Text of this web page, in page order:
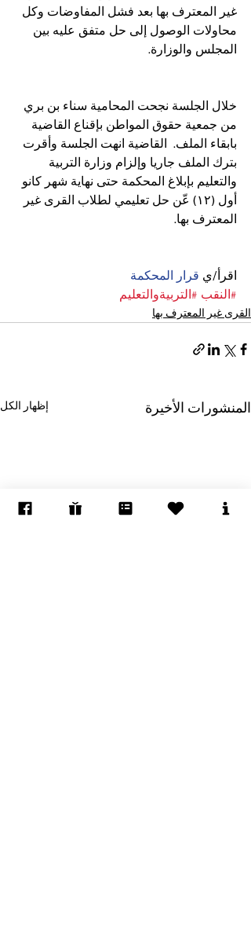
غير المعترف بها بعد فشل المفاوضات وكل
محاولات الوصول إلى حل متفق عليه بين
المجلس والوزارة.
خلال الجلسة نجحت المحامية سناء بن بري
من جمعية حقوق المواطن بإقناع القاضية
بابقاء الملف.  القاضية انهت الجلسة وأقرت
بترك الملف جاريا وإلزام وزارة التربية
والتعليم بإبلاغ المحكمة حتى نهاية شهر كانو
أول (١٢) عّن حل تعليمي لطلاب القرى غير
المعترف بها.
اقرأ/ي قرار المحكمة
#النقب #التربيةوالتعليم
القرى غير المعترف بها
المنشورات الأخيرة إظهار الكل